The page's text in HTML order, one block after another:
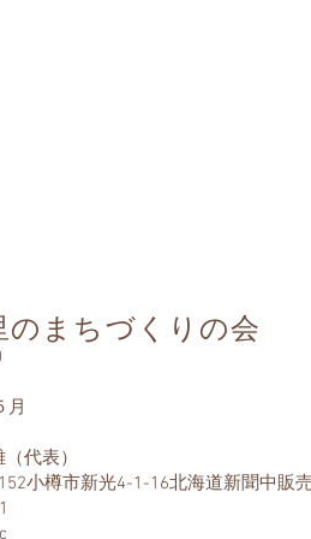
のまちづくりの会
月
代表）
小樽市新光4-1-16北海道新聞中販